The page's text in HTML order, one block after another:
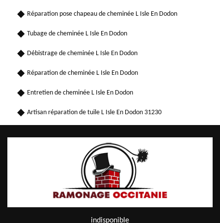
Réparation pose chapeau de cheminée L Isle En Dodon
Tubage de cheminée L Isle En Dodon
Débistrage de cheminée L Isle En Dodon
Réparation de cheminée L Isle En Dodon
Entretien de cheminée L Isle En Dodon
Artisan réparation de tuile L Isle En Dodon 31230
indisponible